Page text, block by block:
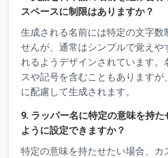
スペースに制限はありますか？
生成される名前には特定の文字数
せんが、通常はシンプルで覚えや
れるようデザインされています。
スや記号を含むこともありますが
に配慮して生成されます。
9. ラッパー名に特定の意味を持
ように設定できますか？
特定の意味を持たせたい場合、カ